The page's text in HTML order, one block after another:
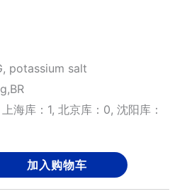
potassium salt
海库：1, 北京库：0, 沈阳库：
加入购物车